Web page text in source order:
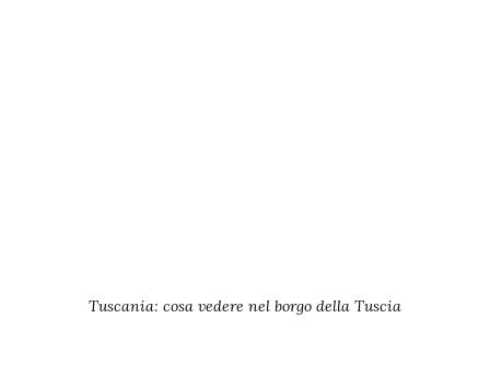
Tuscania: cosa vedere nel borgo della Tuscia